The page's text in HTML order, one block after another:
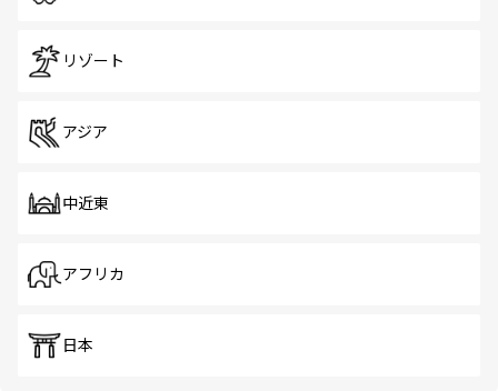
リゾート
アジア
中近東
アフリカ
日本